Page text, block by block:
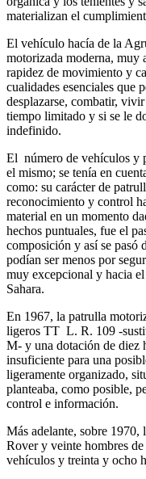
materializan el
El vehículo hacía de la
motorizada moderna, muy
rapidez de movimiento y
cualidades esenciales que
desplazarse, combatir,
tiempo limitado y si se le
indefinido.
El número de vehículos y
el mismo; se tenía en
como: su carácter de
reconocimiento y control
material en un momento
hechos puntuales, fue el
composición y así se pasó
podían ser menos por
muy excepcional y hacia
Sahara.
En 1967, la patrulla
ligeros TT L. R. 109 -
M- y una dotación de diez
insuficiente para una
ligeramente organizado,
planteaba, como posible,
control e información.
Más adelante, sobre
Rover y veinte hombres
vehículos y treinta y ocho